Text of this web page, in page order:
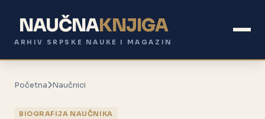
NAUČNAKNJIGA
ARHIV SRPSKE NAUKE I MAGAZIN
Početna Naučnici
BIOGRAFIJA NAUČNIKA